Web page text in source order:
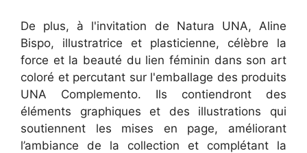
De plus, à l'invitation de Natura UNA, Aline
Bispo, illustratrice et plasticienne, célèbre la
force et la beauté du lien féminin dans son art
coloré et percutant sur l'emballage des produits
UNA Complemento. Ils contiendront des
éléments graphiques et des illustrations qui
soutiennent les mises en page, améliorant
l’ambiance de la collection et complétant la